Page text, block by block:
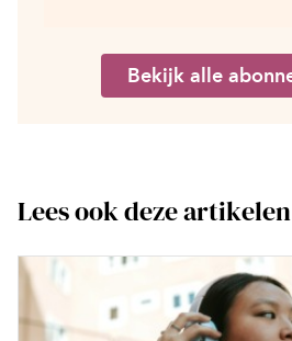
Bekijk alle
Lees ook deze artikelen